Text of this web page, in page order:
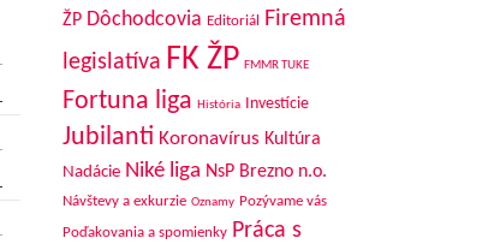
ŽP Dôchodcovia Editoriál
Firemná
legislatíva FK ŽP FMMR TUKE
Fortuna liga História Investície
Jubilanti Koronavírus Kultúra
Nadácie Niké liga NsP Brezno n.o.
Návštevy a exkurzie Oznamy Pozývame vás
Poďakovania a spomienky Práca s